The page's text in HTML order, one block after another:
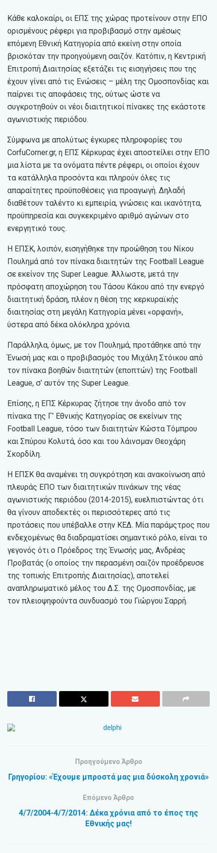
Κάθε καλοκαίρι, οι ΕΠΣ της χώρας προτείνουν στην ΕΠΟ
ορισμένους ρέφερι για προβιβασμό στην αμέσως
επόμενη Εθνική Κατηγορία από εκείνη στην οποία
βρισκόταν την προηγούμενη σαιζόν. Κατόπιν, η Κεντρική
Επιτροπή Διαιτησίας εξετάζει τις εισηγήσεις που της
έχουν γίνει από τις Ενώσεις – μέλη της Ομοσπονδίας και
παίρνει τις αποφάσεις της, ούτως ώστε να
συγκροτηθούν οι νέοι διαιτητικοί πίνακες της εκάστοτε
αγωνιστικής περιόδου.
Σύμφωνα με απολύτως έγκυρες πληροφορίες του
CorfuCorner.gr, η ΕΠΣ Κέρκυρας έχει αποστείλει στην ΕΠΟ
μια λίστα με τα ονόματα πέντε ρέφερι, οι οποίοι έχουν
τα κατάλληλα προσόντα και πληρούν όλες τις
απαραίτητες προϋποθέσεις για προαγωγή. Δηλαδή
διαθέτουν ταλέντο κι εμπειρία, γνώσεις και ικανότητα,
προϋπηρεσία και συγκεκριμένο αριθμό αγώνων στο
ενεργητικό τους.
Η ΕΠΣΚ, λοιπόν, εισηγήθηκε την προώθηση του Νίκου
Πουλημά από τον πίνακα διαιτητών της Football League
σε εκείνον της Super League. Άλλωστε, μετά την
πρόσφατη αποχώρηση του Τάσου Κάκου από την ενεργό
διαιτητική δράση, πλέον η θέση της κερκυραϊκής
διαιτησίας στη μεγάλη Κατηγορία μένει «ορφανή»,
ύστερα από δέκα ολόκληρα χρόνια.
Παράλληλα, όμως, με τον Πουλημά, προτάθηκε από την
Ένωσή μας και ο προβιβασμός του Μιχάλη Στόικου από
τον πίνακα βοηθών διαιτητών (εποπτών) της Football
League, σ’ αυτόν της Super League.
Επίσης, η ΕΠΣ Κέρκυρας ζήτησε την άνοδο από τον
πίνακα της Γ’ Εθνικής Κατηγορίας σε εκείνων της
Football League, τόσο των διαιτητών Κώστα Τόμπρου
και Σπύρου Κολυτά, όσο και του λάινσμαν Θεοχάρη
Σκορδίλη.
Η ΕΠΣΚ θα αναμένει τη συγκρότηση και ανακοίνωση από
πλευράς ΕΠΟ των διαιτητικών πινάκων της νέας
αγωνιστικής περιόδου (2014-2015), ευελπιστώντας ότι
θα γίνουν αποδεκτές οι περισσότερες από τις
προτάσεις που υπέβαλλε στην ΚΕΔ. Μία παράμςτρος που
ενδεχομένως θα διαδραματίσει σημαντικό ρόλο, είναι το
γεγονός ότι ο Πρόεδρος της Ένωσής μας, Ανδρέας
Προβατάς (ο οποίος την περασμένη σαιζόν προέδρευσε
της τοπικής Επιτροπής Διαιτησίας), αποτελεί
αναπληρωματικό μέλος του Δ.Σ. της Ομοσπονδίας, με
τον πλειοψηφούντα συνδυασμό του Γιώργου Σαρρή.
Προηγούμενο Άρθρο
Γρηγορίου: «Έχουμε μπροστά μας μια δύσκολη χρονιά»
Επόμενο Άρθρο
4/7/2004-4/7/2014: Δέκα χρόνια από το έπος της
Εθνικής μας!